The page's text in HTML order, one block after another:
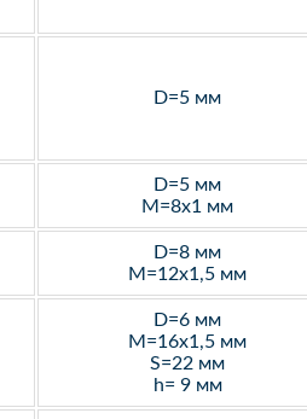
D=5 мм
D=5 мм
M=8х1 мм
D=8 мм
M=12х1,5 мм
D=6 мм
M=16х1,5 мм
S=22 мм
h= 9 мм